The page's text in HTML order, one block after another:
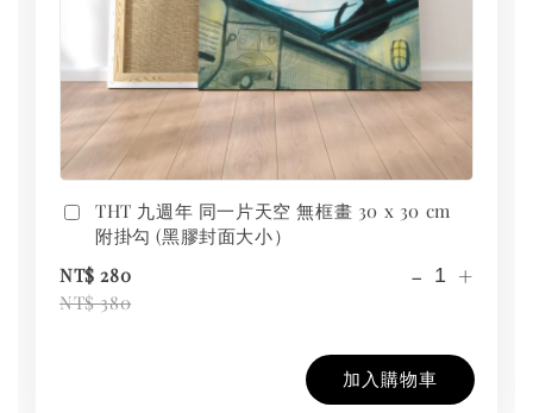
THT 九週年 同一片天空 無框畫 30 x 30 cm
附掛勾 (黑膠封面大小）
NT$ 280
NT$ 380
- +
加入購物車